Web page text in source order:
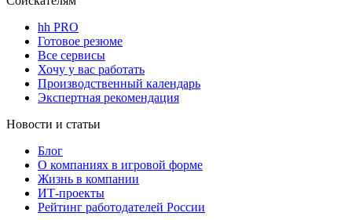
hh PRO
Готовое резюме
Все сервисы
Хочу у вас работать
Производственный календарь
Экспертная рекомендация
Новости и статьи
Блог
О компаниях в игровой форме
Жизнь в компании
ИТ-проекты
Рейтинг работодателей России